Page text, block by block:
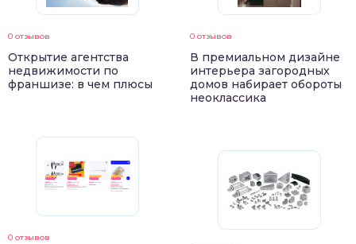
0 отзывов
Открытие агентства
недвижимости по
франшизе: в чем плюсы
0 отзывов
0 отзывов
В премиальном дизайне
интерьера загородных
домов набирает обороты
неоклассика